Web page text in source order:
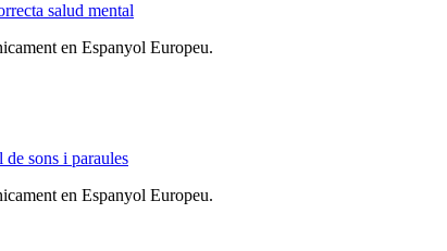
salud mental
en Espanyol Europeu.
de sons i paraules
en Espanyol Europeu.